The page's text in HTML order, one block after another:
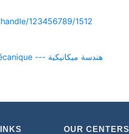
123456789/1512
- [ VRPG-Doc-Sc] Génie mécanique --- هندسة ميكانيكية
OUR CENTERS